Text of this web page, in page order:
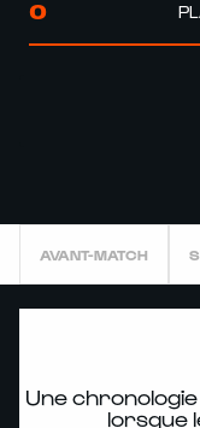
0
AVANT-MATCH
Une
lorsque